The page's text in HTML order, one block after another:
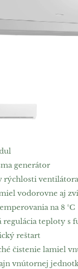
generátor
rýchlosti ventilátora
vodorovne aj
na 8 °C
regulácia teploty s
reštart
čistenie lamiel
vnútornej